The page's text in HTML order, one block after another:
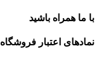
با ما همراه باشید
نمادهای اعتبار فروشگاه